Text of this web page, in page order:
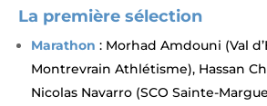
La première sélection
Marathon : Morhad Amdouni (Val
Montrevrain Athlétisme), Hassan
Nicolas Navarro (SCO Sainte-